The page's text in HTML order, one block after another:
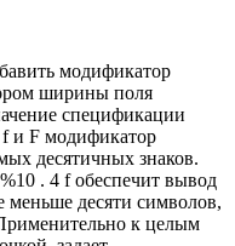
модификатор
ширины поля
спецификации
и F модификатор
десятичных знаков.
. 4 f обеспечит вывод
меньше десяти символов,
к целым